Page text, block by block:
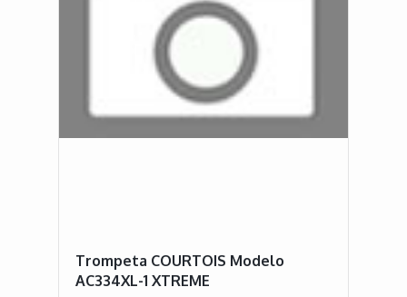
Trompeta COURTOIS Modelo
AC334XL-1 XTREME